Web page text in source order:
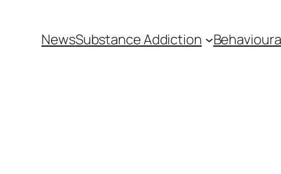
NewsSubstance Addiction